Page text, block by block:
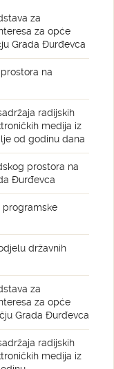
za
za opće
Grada Đurđevca
na
radijskih
medija iz
od godinu dana
prostora na
Đurđevca
programske
državnih
za
za opće
Grada Đurđevca
radijskih
medija iz